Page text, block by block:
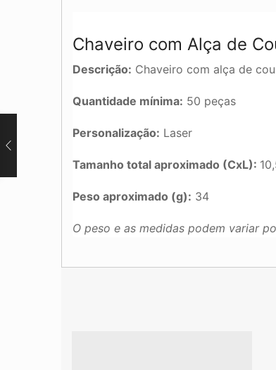
Chaveiro com Alça de
Descrição: Chaveiro com alça de
Quantidade mínima: 50 peças
Personalização: Laser
Tamanho total aproximado (CxL):
Peso aproximado (g): 34
O peso e as medidas podem variar